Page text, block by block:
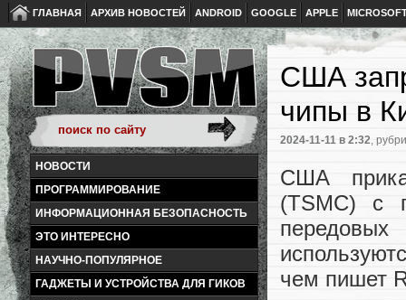
ГЛАВНАЯ АРХИВ НОВОСТЕЙ ANDROID GOOGLE APPLE
НОВОСТИ
ПРОГРАММИРОВАНИЕ
ИНФОРМАЦИОННАЯ БЕЗОПАСНОСТЬ
ЭТО ИНТЕРЕСНО
НАУЧНО-ПОПУЛЯРНОЕ
ГАДЖЕТЫ И УСТРОЙСТВА ДЛЯ ГИКОВ
США
чипы в
2024-11-11 в 2:32,
США
(TSMC) с
чем пишет